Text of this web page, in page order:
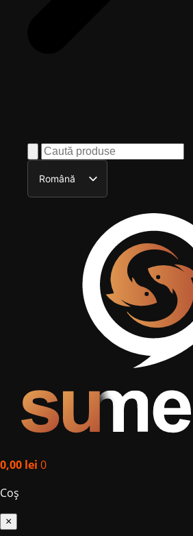
Română
English
0,00 lei 0
Coș
×